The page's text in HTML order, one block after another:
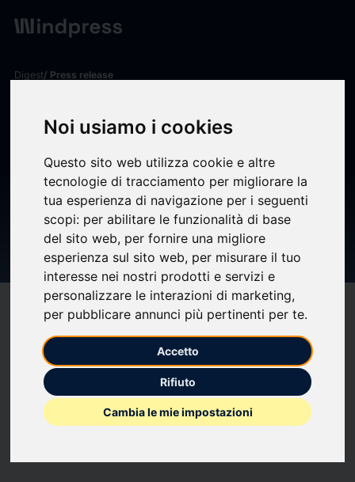
Noi usiamo i cookies
Questo sito web utilizza cookie e altre
tecnologie di tracciamento per migliorare la
tua esperienza di navigazione per i seguenti
scopi: per abilitare le funzionalità di base
del sito web, per fornire una migliore
esperienza sul sito web, per misurare il tuo
interesse nei nostri prodotti e servizi e
personalizzare le interazioni di marketing,
per pubblicare annunci più pertinenti per te.
Accetto
Rifiuto
Cambia le mie impostazioni
Digest/ Press release
REDELFI PARTECIPA ALLA
XXI EDIZIONE DEL
FRANKFURT MIDCAP EVENT
ORGANIZZATO DA
INTERMONTE SIM
Compatibility help
(0)bookmark_borderupload Share
REDELFI PARTECIPA ALLA XXI EDIZIONE DEL FRANKFURT MIDCAP
EVENT ORGANIZZATO DA INTERMONTE SIM